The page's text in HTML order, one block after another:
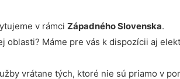
v rámci Západného Slovenska.
oblasti? Máme pre vás k dispozícii aj
vrátane tých, ktoré nie sú priamo v